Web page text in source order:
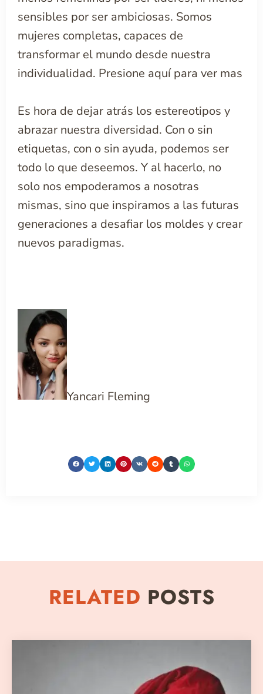
sensibles por ser ambiciosas. Somos
mujeres completas, capaces de
transformar el mundo desde nuestra
individualidad. Presione aquí para ver mas
Es hora de dejar atrás los estereotipos y
abrazar nuestra diversidad. Con o sin
etiquetas, con o sin ayuda, podemos ser
todo lo que deseemos. Y al hacerlo, no
solo nos empoderamos a nosotras
mismas, sino que inspiramos a las futuras
generaciones a desafiar los moldes y crear
nuevos paradigmas.
Yancari Fleming
RELATED POSTS